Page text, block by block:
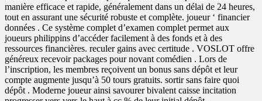
manière efficace et rapide, généralement dans un délai de 24 heures,
tout en assurant une sécurité robuste et complète. joueur ‘ financier
données . Ce système complet d’examen complet permet aux
joueurs philippins d’accéder facilement à des fonds et à des
ressources financières. reculer gains avec certitude . VOSLOT offre
généreux recevoir packages pour novant comédien . Lors de
l’inscription, les membres reçoivent un bonus sans dépôt et leur
compte augmente jusqu’à 50 tours gratuits. sortir sans faire quoi
dépôt . Moderne joueur ainsi savourer bivalent caisse incitation